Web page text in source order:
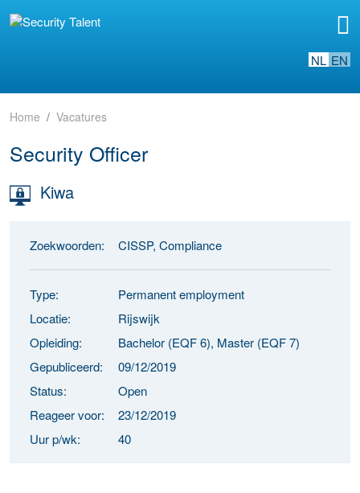
NL EN
Home Vacatures
Security Officer
Kiwa
Zoekwoorden: CISSP, Compliance
Type:
Permanent employment
Locatie:
Rijswijk
Opleiding:
Bachelor (EQF 6), Master (EQF 7)
Gepubliceerd:
09/12/2019
Status:
Open
Reageer voor:
23/12/2019
Uur p/wk:
40